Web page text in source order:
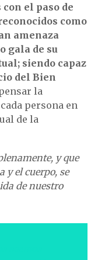
con el paso de
como
amenaza
gala de su
siendo capaz
del Bien
la
persona en
de la
y que
y el cuerpo, se
de nuestro